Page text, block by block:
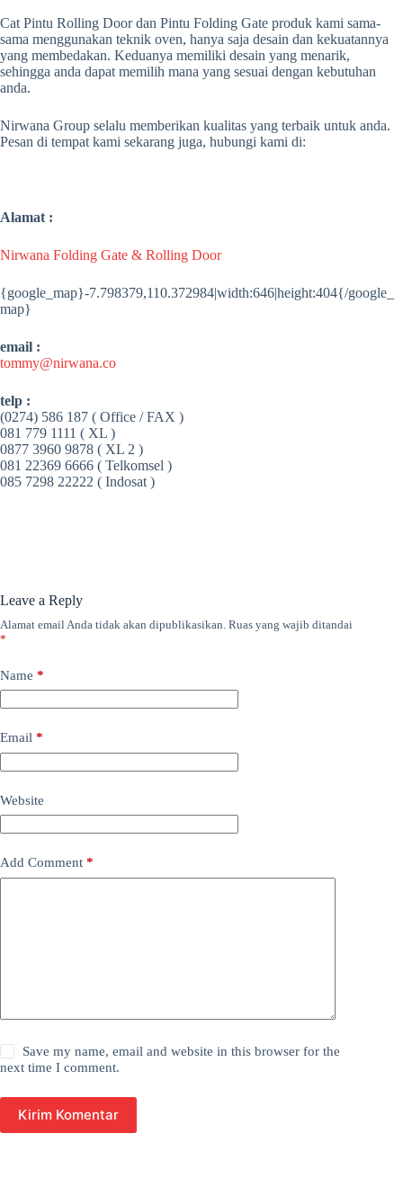
Cat Pintu Rolling Door dan Pintu Folding Gate produk kami sama-
sama menggunakan teknik oven, hanya saja desain dan kekuatannya
yang membedakan. Keduanya memiliki desain yang menarik,
sehingga anda dapat memilih mana yang sesuai dengan kebutuhan
anda.
Nirwana Group selalu memberikan kualitas yang terbaik untuk anda.
Pesan di tempat kami sekarang juga, hubungi kami di:
Alamat :
Nirwana Folding Gate & Rolling Door
{google_map}-7.798379,110.372984|width:646|height:404{/google_
map}
email :
tommy@nirwana.co
telp :
(0274) 586 187 ( Office / FAX )
081 779 1111 ( XL )
0877 3960 9878 ( XL 2 )
081 22369 6666 ( Telkomsel )
085 7298 22222 ( Indosat )
Leave a Reply
Alamat email Anda tidak akan dipublikasikan. Ruas yang wajib ditandai
*
Name *
Email *
Website
Add Comment *
Save my name, email and website in this browser for the
next time I comment.
Kirim Komentar